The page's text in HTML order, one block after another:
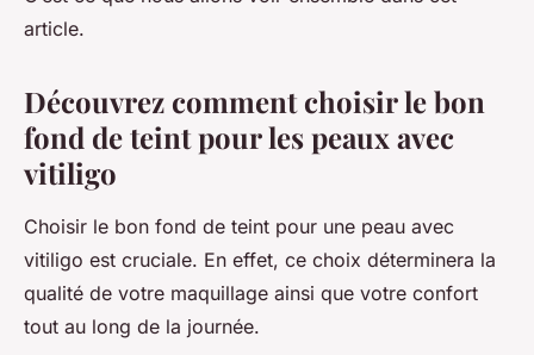
article.
Découvrez comment choisir le bon
fond de teint pour les peaux avec
vitiligo
Choisir le bon fond de teint pour une peau avec
vitiligo est cruciale. En effet, ce choix déterminera la
qualité de votre maquillage ainsi que votre confort
tout au long de la journée.